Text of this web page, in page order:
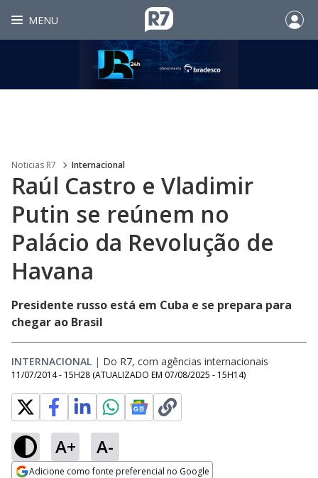
MENU
Noticias R7 Internacional
Raúl Castro e Vladimir
Putin se reúnem no
Palácio da Revolução de
Havana
Presidente russo está em Cuba e se prepara para
chegar ao Brasil
INTERNACIONAL | Do R7, com agências internacionais
11/07/2014 - 15H28 (ATUALIZADO EM 07/08/2025 - 15H14)
A+ A-
Adicione como fonte preferencial no Google